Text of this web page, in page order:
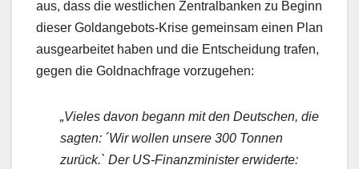
aus, dass die westlichen Zentralbanken zu Beginn
dieser Goldangebots-Krise gemeinsam einen Plan
ausgearbeitet haben und die Entscheidung trafen,
gegen die Goldnachfrage vorzugehen:
„Vieles davon begann mit den Deutschen, die
sagten: ´Wir wollen unsere 300 Tonnen
zurück.` Der US-Finanzminister erwiderte: